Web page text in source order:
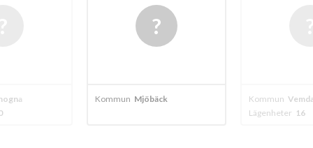
Kommun Mjöbäck Kommun
Lägenheter 16